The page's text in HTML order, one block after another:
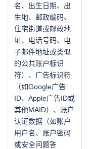
名、出生日期、出
生地、邮政编码、
住宅街道或邮政地
址、电话号码、电
子邮件地址或类似
的公共账户标识
符）、广告标识符
（如Google广告
ID、Apple广告ID或
其他MAID）、账户
认证数据（如账户
用户名、账户密码
或安全问题答